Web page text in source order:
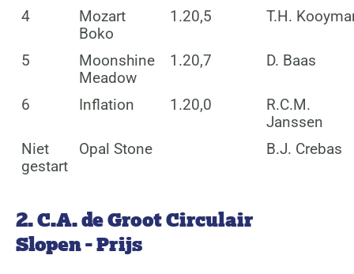
4
Mozart
Boko
1.20,5 T.H.
5
Moonshine
Meadow
1.20,7 D. Baas
6 Inflation 1.20,0
R.C.M.
Janssen
Niet
gestart
Opal Stone B.J. Crebas
2. C.A. de Groot Circulair
Slopen - Prijs